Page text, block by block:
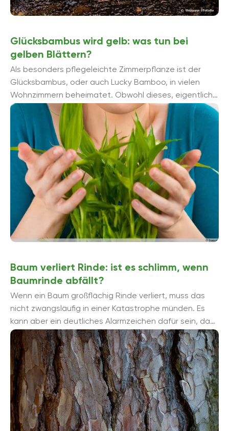
Glücksbambus wird gelb: was tun bei
gelben Blättern?
Als besonders pflegeleichte Zimmerpflanze ist der
Glücksbambus, oder auch Lucky Bamboo, in vielen
Wohnzimmern beheimatet. Obwohl dieses, eigentlich
zu den Drachenbäumen gehörende, Gewächs sehr
pflegeleicht ist ...
Baum verliert Rinde: ist es schlimm, wenn
Baumrinde abfällt?
Wenn ein Baum großflächig Rinde verliert, muss das
nicht zwangsläufig in einer Katastrophe münden. Es
kann aber ein deutliches Alarmzeichen dafür sein, dass
etwas nicht ...